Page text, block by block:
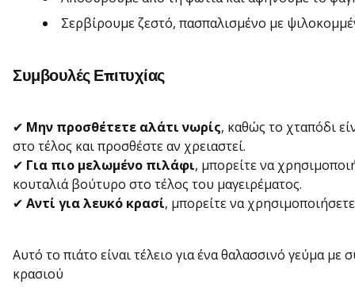
Σερβίρουμε ζεστό, πασπαλισμένο με
Συμβουλές Επιτυχίας
✔ Μην προσθέτετε αλάτι νωρίς, καθώς το χταπόδι
στο τέλος και προσθέστε αν χρειαστεί.
✔ Για πιο μελωμένο πιλάφι, μπορείτε να
κουταλιά βούτυρο στο τέλος του μαγειρέματος.
✔ Αντί για λευκό κρασί, μπορείτε να
Αυτό το πιάτο είναι τέλειο για ένα θαλασσινό γεύμα
κρασιού